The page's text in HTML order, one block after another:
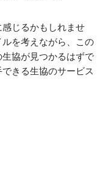
じるかもしれませ
を考えながら、この
協が見つかるはずで
きる生協のサービス